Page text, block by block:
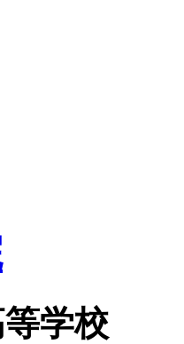
学校